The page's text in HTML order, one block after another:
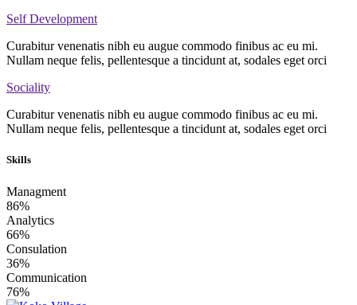
Self Development
Curabitur venenatis nibh eu augue commodo finibus ac eu mi.
Nullam neque felis, pellentesque a tincidunt at, sodales eget orci
Sociality
Curabitur venenatis nibh eu augue commodo finibus ac eu mi.
Nullam neque felis, pellentesque a tincidunt at, sodales eget orci
Skills
Managment
86%
Analytics
66%
Consulation
36%
Communication
76%